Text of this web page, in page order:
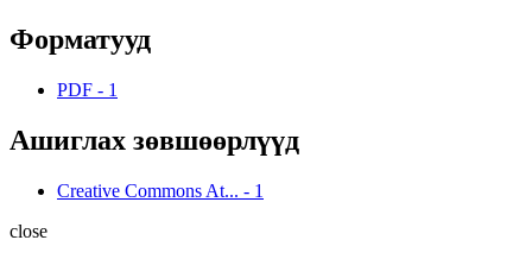
Форматууд
PDF - 1
Ашиглах зөвшөөрлүүд
Creative Commons At... - 1
close